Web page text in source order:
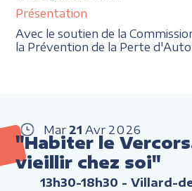
Présentation
Avec le soutien de la
la Prévention de la Perte
Mar 21 Avr 2026
"Habiter le
vieillir chez soi"
13h30-18h30 - Villard-